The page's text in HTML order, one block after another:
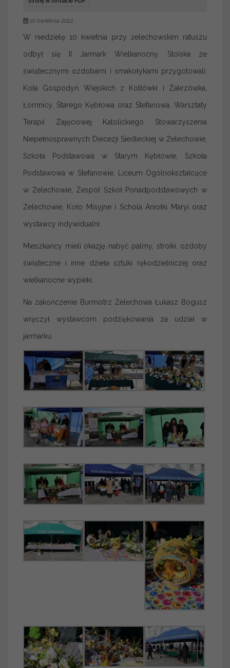
10 kwietnia 2022
W niedzielę 10 kwietnia przy żelechowskim ratuszu
odbył się II Jarmark Wielkanocny. Stoiska ze
świątecznymi ozdobami i smakołykami przygotowali:
Koła Gospodyń Wiejskich z Kotłówki i Zakrzówka,
Łomnicy, Starego Kębłowa oraz Stefanowa, Warsztaty
Terapii Zajęciowej Katolickiego Stowarzyszenia
Niepełnosprawnych Diecezji Siedleckiej w Żelechowie,
Szkoła Podstawowa w Starym Kębłowie, Szkoła
Podstawowa w Stefanowie, Liceum Ogólnokształcące
w Żelechowie, Zespół Szkół Ponadpodstawowych w
Żelechowie, Koło Misyjne i Schola Aniołki Maryi oraz
wystawcy indywidualni.
Mieszkańcy mieli okazję nabyć palmy, stroiki, ozdoby
świąteczne i inne dzieła sztuki rękodzielniczej oraz
wielkanocne wypieki.
Na zakończenie Burmistrz Żelechowa Łukasz Bogusz
wręczył wystawcom podziękowania za udział w
jarmarku.